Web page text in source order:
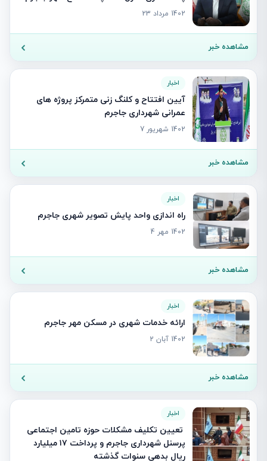
1402 مرداد 23
مشاهده خبر
اخبار
آیین افتتاح و کلنگ زنی متمرکز پروژه های
عمرانی شهرداری جاجرم
1402 شهریور 7
مشاهده خبر
اخبار
راه اندازی واحد پایش تصویر شهری جاجرم
1402 مهر 4
مشاهده خبر
اخبار
ارائه خدمات شهری در مسکن مهر جاجرم
1402 آبان 2
مشاهده خبر
اخبار
‍ تعیین تکلیف مشکلات حوزه تامین اجتماعی
پرسنل شهرداری جاجرم و پرداخت ۱۷ میلیارد
ریال بدهی سنوات گذشته